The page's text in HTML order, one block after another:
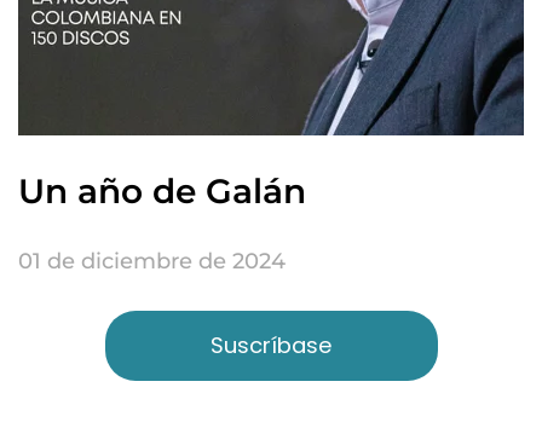
Un año de Galán
01 de diciembre de 2024
Suscríbase